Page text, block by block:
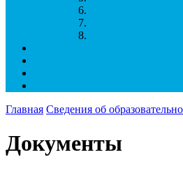
Главная Сведения об
Документы